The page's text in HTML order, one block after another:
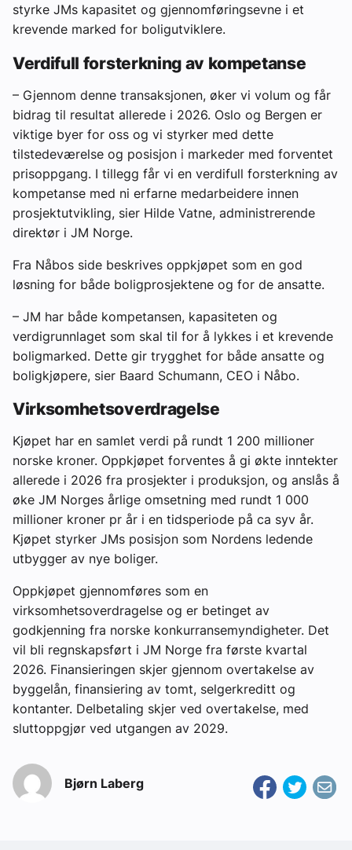
styrke JMs kapasitet og gjennomføringsevne i et
krevende marked for boligutviklere.
Verdifull forsterkning av kompetanse
– Gjennom denne transaksjonen, øker vi volum og får
bidrag til resultat allerede i 2026. Oslo og Bergen er
viktige byer for oss og vi styrker med dette
tilstedeværelse og posisjon i markeder med forventet
prisoppgang. I tillegg får vi en verdifull forsterkning av
kompetanse med ni erfarne medarbeidere innen
prosjektutvikling, sier Hilde Vatne, administrerende
direktør i JM Norge.
Fra Nåbos side beskrives oppkjøpet som en god
løsning for både boligprosjektene og for de ansatte.
– JM har både kompetansen, kapasiteten og
verdigrunnlaget som skal til for å lykkes i et krevende
boligmarked. Dette gir trygghet for både ansatte og
boligkjøpere, sier Baard Schumann, CEO i Nåbo.
Virksomhetsoverdragelse
Kjøpet har en samlet verdi på rundt 1 200 millioner
norske kroner. Oppkjøpet forventes å gi økte inntekter
allerede i 2026 fra prosjekter i produksjon, og anslås å
øke JM Norges årlige omsetning med rundt 1 000
millioner kroner pr år i en tidsperiode på ca syv år.
Kjøpet styrker JMs posisjon som Nordens ledende
utbygger av nye boliger.
Oppkjøpet gjennomføres som en
virksomhetsoverdragelse og er betinget av
godkjenning fra norske konkurransemyndigheter. Det
vil bli regnskapsført i JM Norge fra første kvartal
2026. Finansieringen skjer gjennom overtakelse av
byggelån, finansiering av tomt, selgerkreditt og
kontanter. Delbetaling skjer ved overtakelse, med
sluttoppgjør ved utgangen av 2029.
Bjørn Laberg